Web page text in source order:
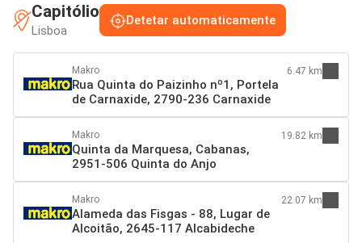
Capitólio
Lisboa
Detetar automaticamente
Makro
Rua Quinta do Paizinho nº1, Portela
de Carnaxide, 2790-236 Carnaxide
6.47 km
Makro
Quinta da Marquesa, Cabanas,
2951-506 Quinta do Anjo
19.82 km
Makro
Alameda das Fisgas - 88, Lugar de
Alcoitão, 2645-117 Alcabideche
22.07 km